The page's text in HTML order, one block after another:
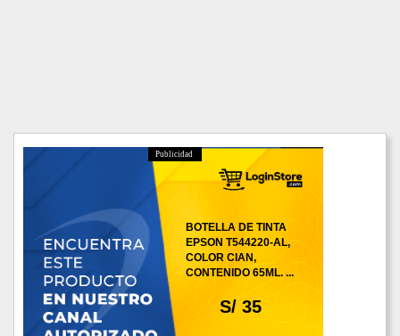
Publicidad
S/ 35
BOTELLA DE TINTA
EPSON T544220-AL,
COLOR CIAN,
CONTENIDO 65ML. ...